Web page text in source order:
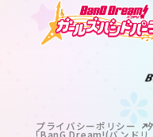
プライバシーポリシー